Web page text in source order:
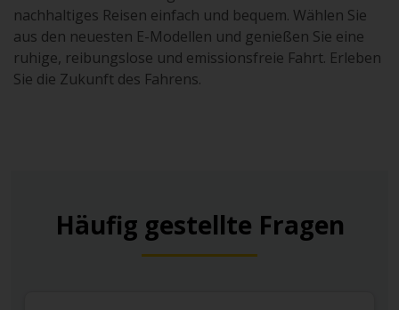
nachhaltiges Reisen einfach und bequem. Wählen Sie
aus den neuesten E-Modellen und genießen Sie eine
ruhige, reibungslose und emissionsfreie Fahrt. Erleben
Sie die Zukunft des Fahrens.
Häufig gestellte Fragen